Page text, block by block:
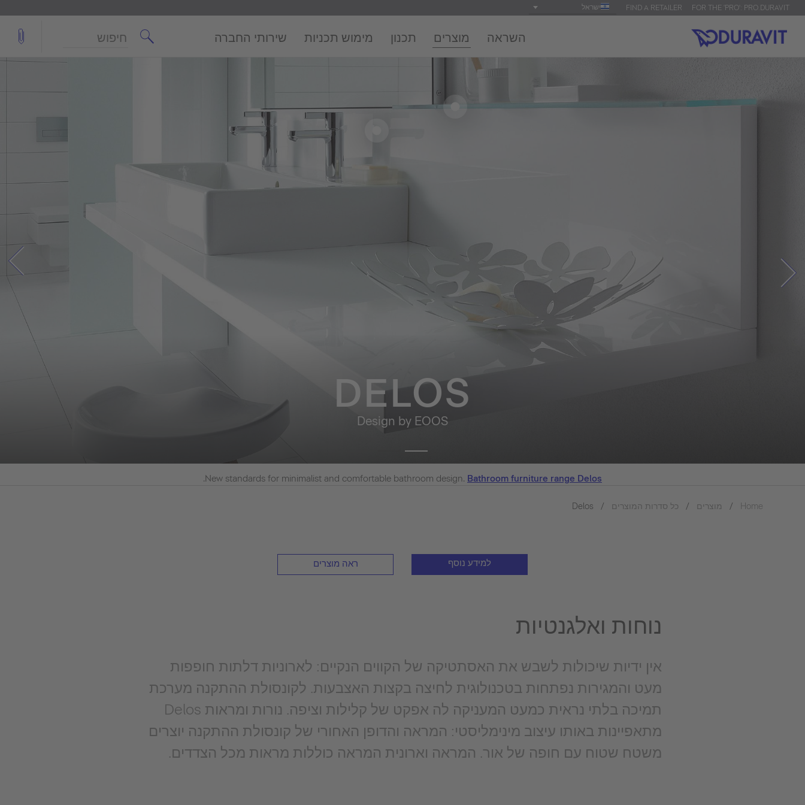
FOR THE 'PRO': PRO.DURAVIT
FIND A RETAILER ישראל
השראה מוצרים תכנון מימוש תכניות שירותי החברה
DELOS
Design by EOOS
New standards for minimalist and comfortable bathroom design. Bathroom furniture range Delos
.
Home מוצרים כל סדרות המוצרים Delos
למידע נוסף ראה מוצרים
נוחות ואלגנטיות
אין ידיות שיכולות לשבש את האסתטיקה של הקווים הנקיים: לארוניות דלתות חופפות
מעט והמגירות נפתחות בטכנולוגית לחיצה בקצות האצבעות. לקונסולת ההתקנה מערכת
תמיכה בלתי נראית כמעט המעניקה לה אפקט של קלילות וציפה. נורות ומראות Delos
מתאפיינות באותו עיצוב מינימליסטי: המראה והדופן האחורי של קונסולת ההתקנה יוצרים
משטח שטוח עם חופה של אור. המראה וארונית המראה כוללות מראות מכל הצדדים.